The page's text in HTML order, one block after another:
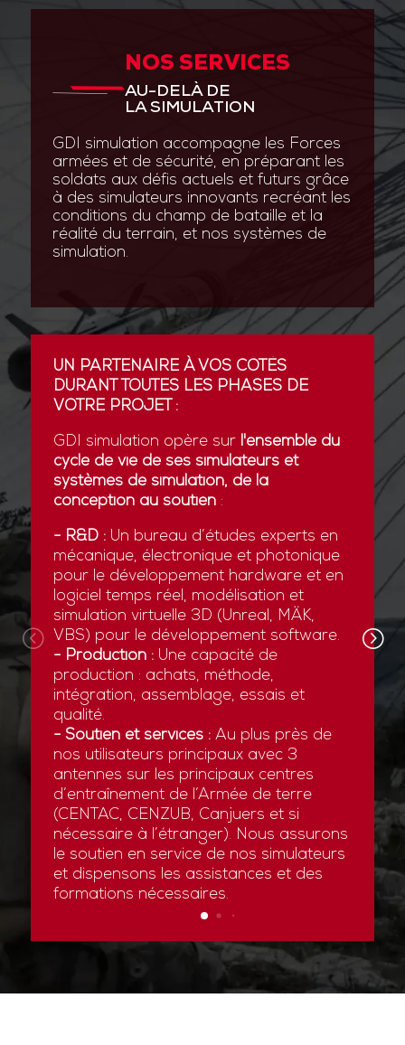
NOS SERVICES
AU-DELÀ DE
LA SIMULATION
GDI simulation accompagne les Forces
armées et de sécurité, en préparant les
soldats aux défis actuels et futurs grâce
à des simulateurs innovants recréant les
conditions du champ de bataille et la
réalité du terrain, et nos systèmes de
simulation.
UN PARTENAIRE À VOS CÔTÉS
DURANT TOUTES LES PHASES DE
VOTRE PROJET :
GDI simulation opère sur l'ensemble du
cycle de vie de ses simulateurs et
systèmes de simulation, de la
conception au soutien:
- R&D :Un bureau d’études experts en
mécanique, électronique et photonique
pour le développement hardware et en
logiciel temps réel, modélisation et
simulation virtuelle 3D (Unreal, MÄK,
VBS) pour le développement software.
- Production :Une capacité de
production : achats, méthode,
intégration, assemblage, essais et
qualité.
- Soutien et services :Au plus près de
nos utilisateurs principaux avec 3
antennes sur les principaux centres
d’entraînement de l’Armée de terre
(CENTAC, CENZUB, Canjuers et si
nécessaire à l’étranger). Nous assurons
le soutien en service de nos simulateurs
et dispensons les assistances et des
formations nécessaires.